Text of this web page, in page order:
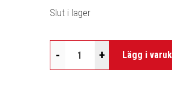
Slut i lager
- + Lägg i